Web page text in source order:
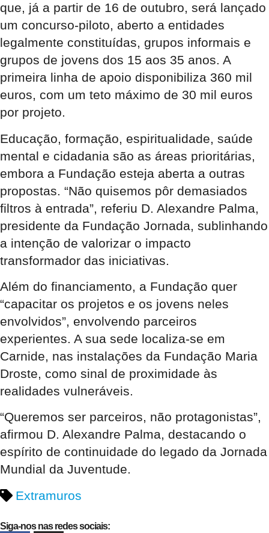
que, já a partir de 16 de outubro, será lançado
um concurso-piloto, aberto a entidades
legalmente constituídas, grupos informais e
grupos de jovens dos 15 aos 35 anos. A
primeira linha de apoio disponibiliza 360 mil
euros, com um teto máximo de 30 mil euros
por projeto.
Educação, formação, espiritualidade, saúde
mental e cidadania são as áreas prioritárias,
embora a Fundação esteja aberta a outras
propostas. “Não quisemos pôr demasiados
filtros à entrada”, referiu D. Alexandre Palma,
presidente da Fundação Jornada, sublinhando
a intenção de valorizar o impacto
transformador das iniciativas.
Além do financiamento, a Fundação quer
“capacitar os projetos e os jovens neles
envolvidos”, envolvendo parceiros
experientes. A sua sede localiza-se em
Carnide, nas instalações da Fundação Maria
Droste, como sinal de proximidade às
realidades vulneráveis.
“Queremos ser parceiros, não protagonistas”,
afirmou D. Alexandre Palma, destacando o
espírito de continuidade do legado da Jornada
Mundial da Juventude.
Extramuros
Siga-nos nas redes sociais: